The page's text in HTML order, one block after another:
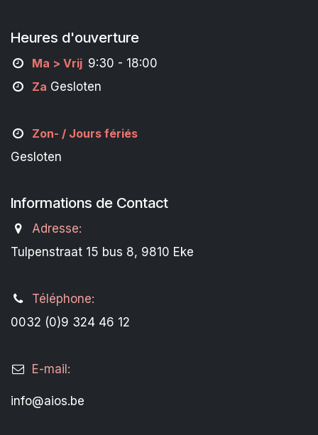
Heures d'ouverture
Ma > Vrij 9:30 - 18:00
Za Gesloten
Zon- / Jours fériés
Gesloten
Informations de Contact
Adresse:
Tulpenstraat 15 bus 8, 9810 Eke
Téléphone:
0032 (0)9 324 46 12
E-mail:
info@aios.be